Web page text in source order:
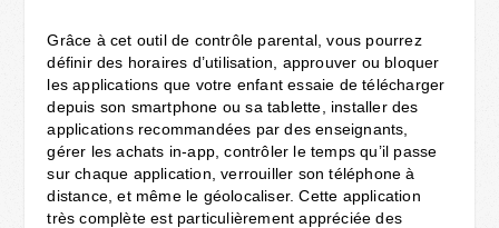
Grâce à cet outil de contrôle parental, vous pourrez
définir des horaires d’utilisation, approuver ou bloquer
les applications que votre enfant essaie de télécharger
depuis son smartphone ou sa tablette, installer des
applications recommandées par des enseignants,
gérer les achats in-app, contrôler le temps qu’il passe
sur chaque application, verrouiller son téléphone à
distance, et même le géolocaliser. Cette application
très complète est particulièrement appréciée des